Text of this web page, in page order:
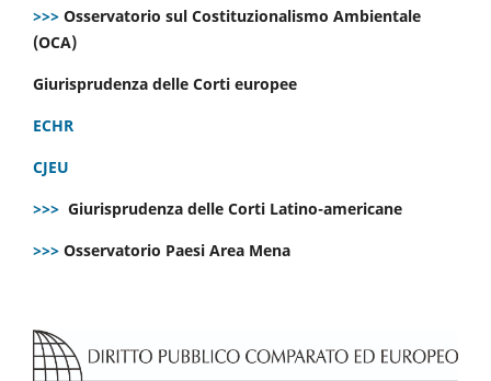
>>> Osservatorio sul Costituzionalismo Ambientale
(OCA)
Giurisprudenza delle Corti europee
ECHR
CJEU
>>> Giurisprudenza delle Corti Latino-americane
>>> Osservatorio Paesi Area Mena